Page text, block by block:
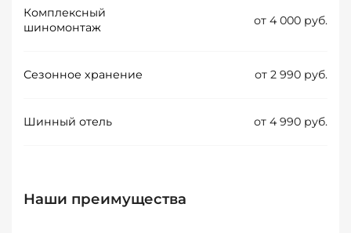
Комплексный
шиномонтаж
от 4 000 руб.
Сезонное хранение от 2 990 руб.
Шинный отель от 4 990 руб.
Наши преимущества